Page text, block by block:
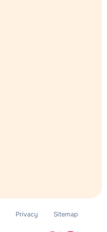
Privacy Sitemap